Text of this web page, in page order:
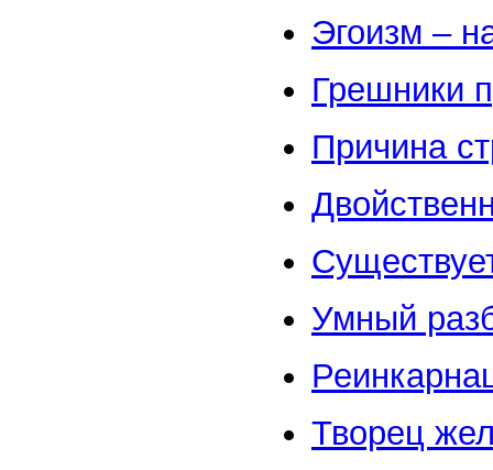
Эгоизм –
Грешники
Причина
Умный
Творец